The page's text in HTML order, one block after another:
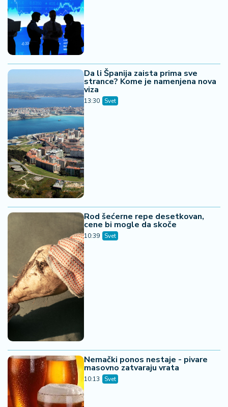
Da li Španija zaista prima sve
strance? Kome je namenjena nova
viza
13:30 Svet
Rod šećerne repe desetkovan,
cene bi mogle da skoče
10:39 Svet
Nemački ponos nestaje - pivare
masovno zatvaraju vrata
10:13 Svet